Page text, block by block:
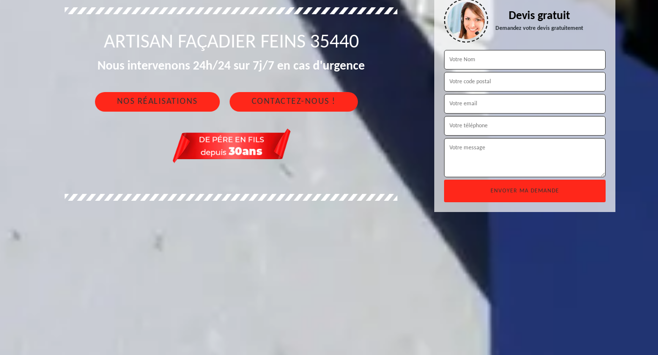
ARTISAN FAÇADIER FEINS 35440
Nous intervenons 24h/24 sur 7j/7 en cas d'urgence
NOS RÉALISATIONS CONTACTEZ-NOUS !
Devis gratuit
Demandez votre devis gratuitement